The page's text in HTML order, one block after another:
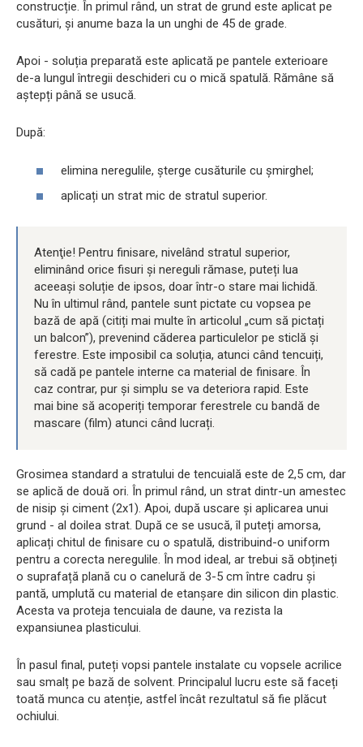
construcție. În primul rând, un strat de grund este aplicat pe
cusături, și anume baza la un unghi de 45 de grade.
Apoi - soluția preparată este aplicată pe pantele exterioare
de-a lungul întregii deschideri cu o mică spatulă. Rămâne să
aștepți până se usucă.
După:
elimina neregulile, șterge cusăturile cu șmirghel;
aplicați un strat mic de stratul superior.
Atenţie! Pentru finisare, nivelând stratul superior,
eliminând orice fisuri și nereguli rămase, puteți lua
aceeași soluție de ipsos, doar într-o stare mai lichidă.
Nu în ultimul rând, pantele sunt pictate cu vopsea pe
bază de apă (citiți mai multe în articolul „cum să pictați
un balcon”), prevenind căderea particulelor pe sticlă și
ferestre. Este imposibil ca soluția, atunci când tencuiți,
să cadă pe pantele interne ca material de finisare. În
caz contrar, pur și simplu se va deteriora rapid. Este
mai bine să acoperiți temporar ferestrele cu bandă de
mascare (film) atunci când lucrați.
Grosimea standard a stratului de tencuială este de 2,5 cm, dar
se aplică de două ori. În primul rând, un strat dintr-un amestec
de nisip și ciment (2x1). Apoi, după uscare și aplicarea unui
grund - al doilea strat. După ce se usucă, îl puteți amorsa,
aplicați chitul de finisare cu o spatulă, distribuind-o uniform
pentru a corecta neregulile. În mod ideal, ar trebui să obțineți
o suprafață plană cu o canelură de 3-5 cm între cadru și
pantă, umplută cu material de etanșare din silicon din plastic.
Acesta va proteja tencuiala de daune, va rezista la
expansiunea plasticului.
În pasul final, puteți vopsi pantele instalate cu vopsele acrilice
sau smalț pe bază de solvent. Principalul lucru este să faceți
toată munca cu atenție, astfel încât rezultatul să fie plăcut
ochiului.